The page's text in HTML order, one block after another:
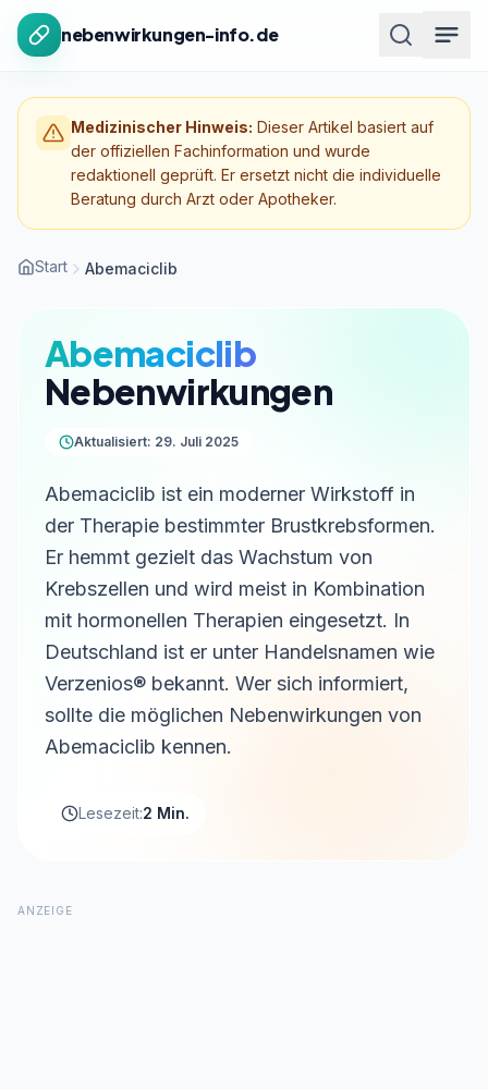
Zum Inhalt springen
nebenwirkungen-info.de
Medizinischer Hinweis: Dieser Artikel basiert auf
der offiziellen Fachinformation und wurde
redaktionell geprüft. Er ersetzt nicht die individuelle
Beratung durch Arzt oder Apotheker.
Start Abemaciclib
Abemaciclib
Nebenwirkungen
Aktualisiert: 29. Juli 2025
Abemaciclib ist ein moderner Wirkstoff in
der Therapie bestimmter Brustkrebsformen.
Er hemmt gezielt das Wachstum von
Krebszellen und wird meist in Kombination
mit hormonellen Therapien eingesetzt. In
Deutschland ist er unter Handelsnamen wie
Verzenios® bekannt. Wer sich informiert,
sollte die möglichen Nebenwirkungen von
Abemaciclib kennen.
Lesezeit:2 Min.
ANZEIGE